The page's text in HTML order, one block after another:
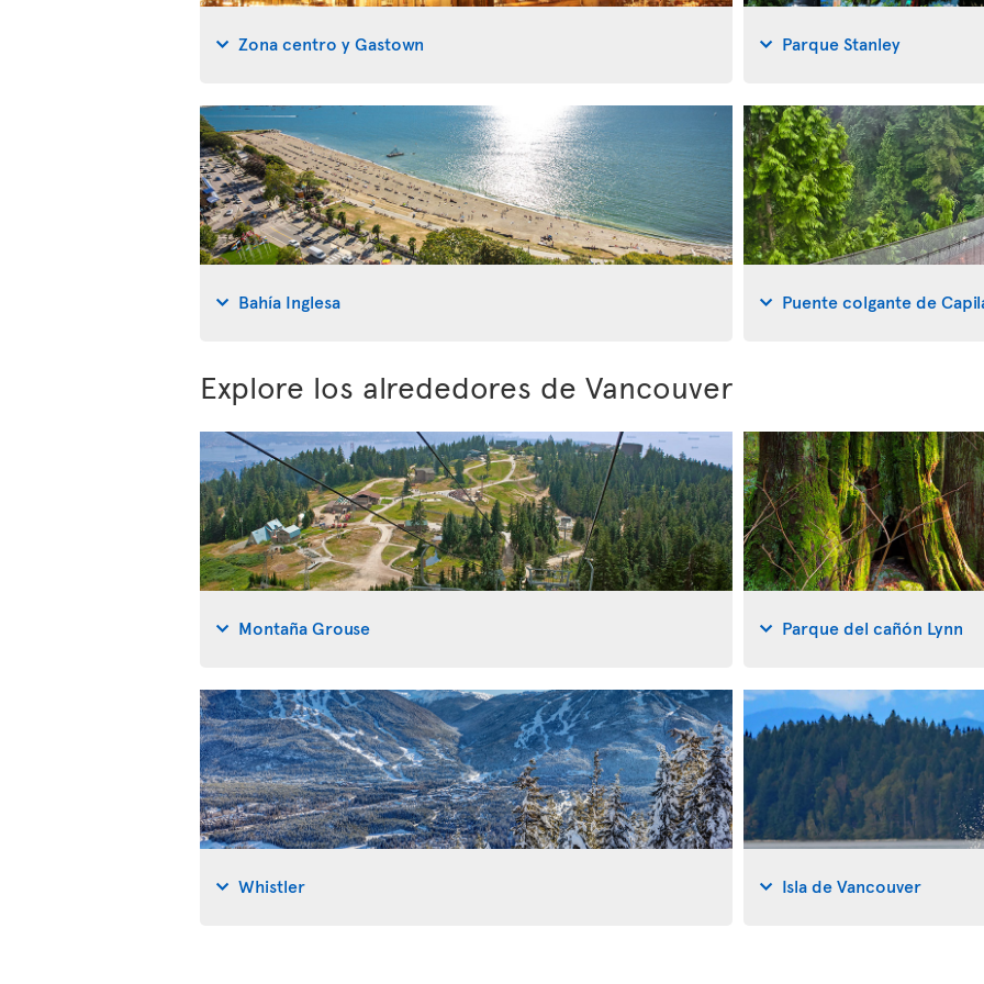
Zona centro y Gastown Parque Stanley
Bahía Inglesa Puente colgante de
Explore los alrededores de Vancouver
Montaña Grouse Parque del cañón Lynn
Whistler Isla de Vancouver